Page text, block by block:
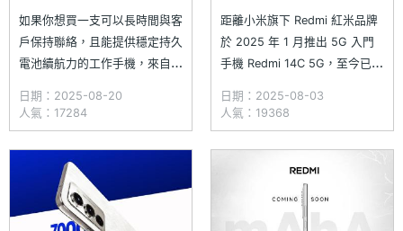
低價格免3千(2025.8)
如果你想買一支可以長時間與客
戶保持聯絡，且能提供穩定持久
電池續航力的工作手機，來自小
不錯的選擇！除了具備親民的售
價，擁有 6.88 吋大螢幕、
5,160mAh 大電池與獨立三卡槽
設計，更能讓你隨時與客戶保持
聯繫。​究竟 Redmi 14C 目前通
路最低價格如何？
日期：2025-08-20
人氣：17284
大電量
距離小米旗下 Redmi 紅米品牌
於 2025 年 1 月推出 5G 入門
手機 Redmi 14C 5G，至今已將
Xpertpick 聲稱取得新一代
Redmi 15C 5G 的機身渲染圖與
規格資訊，顯示新機將延續先前
流傳的 4G 版本設計與規格，並
且採用 6.9 吋大
日期：2025-08-03
人氣：19368